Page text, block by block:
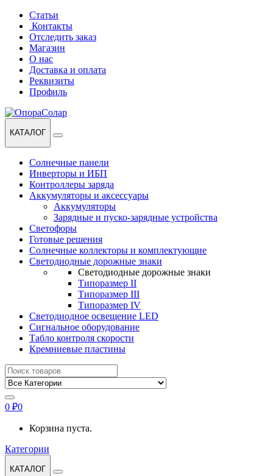
Перейти
навигации
Перейти
содержанию
Статьи
Контакты
Отследить заказ
Магазин
О нас
Доставка и оплата
Реквизиты
Профиль
КАТАЛОГ
Солнечные панели
Инверторы и ИБП
Контроллеры заряда
Аккумуляторы и аксессуары
Аккумуляторы
Зарядные и пуско-зарядные устройства
Светофоры
Готовые решения
Солнечные коллекторы и комплектующие
Светодиодные дорожные знаки
Светодиодные дорожные знаки
Типоразмер II
Типоразмер III
Типоразмер IV
Светодиодное освещение LED
Сигнальное оборудование
Табло контроля скорости
Кремниевые пластины
Найти:
0 ₽0
Корзина пуста.
Категории
КАТАЛОГ